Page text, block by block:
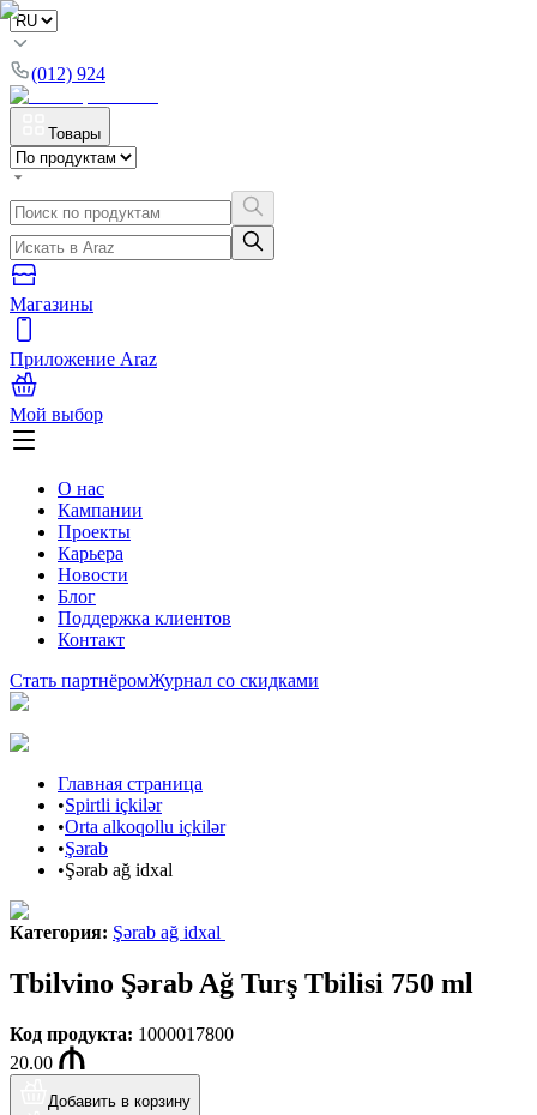
(012) 924
Товары
Магазины
Приложение Araz
Мой выбор
О нас
Кампании
Проекты
Карьера
Новости
Блог
Поддержка клиентов
Контакт
Стать партнёромЖурнал со скидками
Главная страница
•Spirtli içkilər
•Orta alkoqollu içkilər
•Şərab
•Şərab ağ idxal
Категория: Şərab ağ idxal
Tbilvino Şərab Ağ Turş Tbilisi 750 ml
Код продукта: 1000017800
20.00
Добавить в корзину